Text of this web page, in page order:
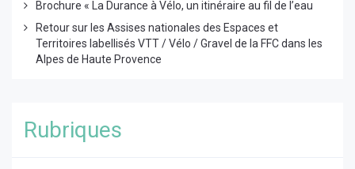
Brochure « La Durance à Vélo, un itinéraire au fil de l’eau
Retour sur les Assises nationales des Espaces et
Territoires labellisés VTT / Vélo / Gravel de la FFC dans les
Alpes de Haute Provence
Rubriques